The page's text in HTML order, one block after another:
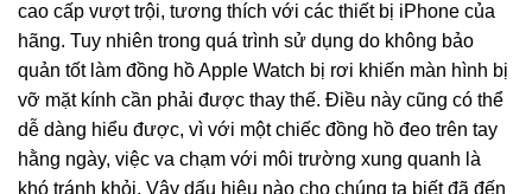
cao cấp vượt trội, tương thích với các thiết bị iPhone của
hãng. Tuy nhiên trong quá trình sử dụng do không bảo
quản tốt làm đồng hồ Apple Watch bị rơi khiến màn hình bị
vỡ mặt kính cần phải được thay thế. Điều này cũng có thể
dễ dàng hiểu được, vì với một chiếc đồng hồ đeo trên tay
hằng ngày, việc va chạm với môi trường xung quanh là
khó tránh khỏi. Vậy dấu hiệu nào cho chúng ta biết đã đến